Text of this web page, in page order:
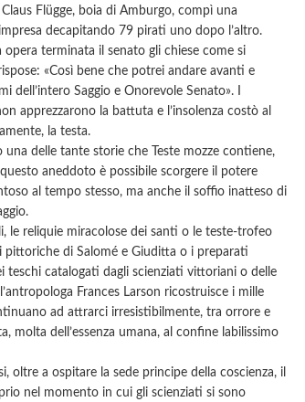
Flügge, boia di Amburgo, compì una
decapitando 79 pirati uno dopo l’altro.
opera terminata il senato gli chiese come si
«Così bene che potrei andare avanti e
dell’intero Saggio e Onorevole Senato». I
apprezzarono la battuta e l’insolenza costò al
la testa.
una delle tante storie che Teste mozze contiene,
aneddoto è possibile scorgere il potere
al tempo stesso, ma anche il soffio inatteso di
le reliquie miracolose dei santi o le teste-trofeo
pittoriche di Salomé e Giuditta o i preparati
catalogati dagli scienziati vittoriani o delle
Frances Larson ricostruisce i mille
ad attrarci irresistibilmente, tra orrore e
molta dell’essenza umana, al confine labilissimo
oltre a ospitare la sede principe della coscienza, il
nel momento in cui gli scienziati si sono